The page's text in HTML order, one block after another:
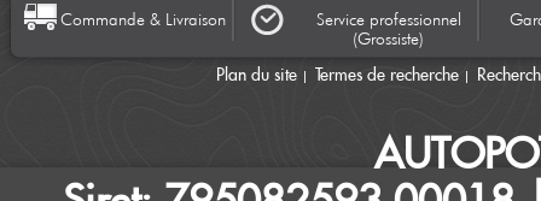
Commande & Livraison
Service professionnel
(Grossiste)
Plan du site Termes de recherche